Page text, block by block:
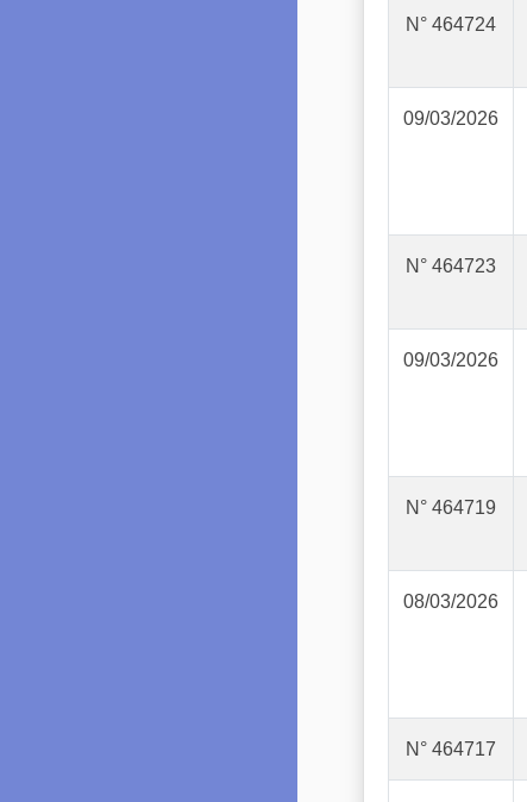
N° 464724
09/03/2026
N° 464723
09/03/2026
N° 464719
08/03/2026
N° 464717